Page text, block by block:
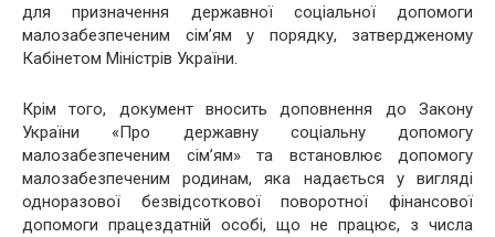
для призначення державної соціальної допомоги
малозабезпеченим сім’ям у порядку, затвердженому
Кабінетом Міністрів України.
Крім того, документ вносить доповнення до Закону
України «Про державну соціальну допомогу
малозабезпеченим сім’ям» та встановлює допомогу
малозабезпеченим родинам, яка надається у вигляді
одноразової безвідсоткової поворотної фінансової
допомоги працездатній особі, що не працює, з числа